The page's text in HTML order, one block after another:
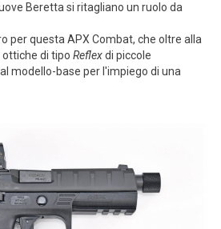
Beretta si ritagliano un ruolo da
per questa APX Combat, che oltre alla
di tipo Reflexdi piccole
modello-base per l'impiego di una